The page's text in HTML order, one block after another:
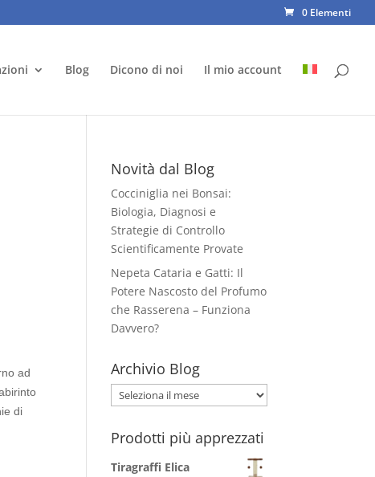
0 Elementi
Blog Dicono di noi Il mio account
ad
di
Novità dal Blog
Cocciniglia nei Bonsai:
Biologia, Diagnosi e
Strategie di Controllo
Scientificamente Provate
Nepeta Cataria e Gatti: Il
Potere Nascosto del Profumo
che Rasserena – Funziona
Davvero?
Archivio Blog
Archivio
Blog
Prodotti più apprezzati
Tiragraffi Elica